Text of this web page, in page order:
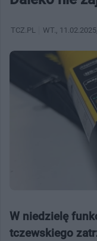
TCZ.PL WT. ,
W niedzielę
tczewskiego